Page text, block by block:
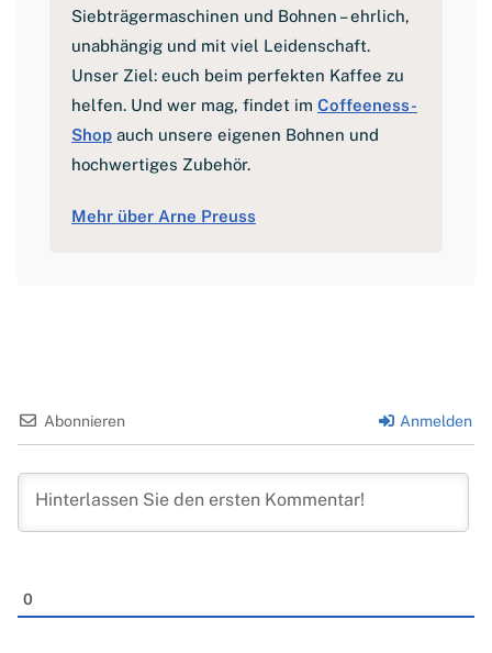
Siebträgermaschinen und Bohnen – ehrlich,
unabhängig und mit viel Leidenschaft.
Unser Ziel: euch beim perfekten Kaffee zu
helfen. Und wer mag, findet im Coffeeness-
Shop auch unsere eigenen Bohnen und
hochwertiges Zubehör.
Mehr über Arne Preuss
Abonnieren Anmelden
0